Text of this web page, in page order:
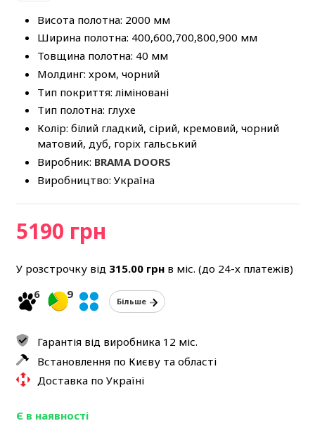
Висота полотна: 2000 мм
Ширина полотна: 400,600,700,800,900 мм
Товщина полотна: 40 мм
Молдинг: хром, чорний
Тип покриття: ліміновані
Тип полотна: глухе
Колір: білий гладкий, сірий, кремовий, чорний
матовий, дуб, горіх гальський
Виробник: BRAMA DOORS
Виробництво: Україна
5190 грн
У розстрочку від 315.00грнв міс. (до 24-х платежів)
6
9
Більше
Гарантія від виробника 12 міс.
Встановлення по Києву та області
Доставка по Україні
Є в наявності